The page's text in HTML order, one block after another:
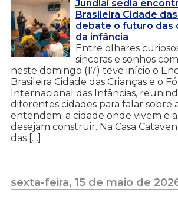
Jundiaí sedia
Brasileira Cidade
debate o futuro das
da infância
Entre olhares
sinceras e sonhos
neste domingo (17) teve início o
Brasileira Cidade das Crianças e o
Internacional das Infâncias,
diferentes cidades para falar sobre
entendem: a cidade onde vivem e
desejam construir. Na Casa
das […]
sexta-feira, 15 de maio de